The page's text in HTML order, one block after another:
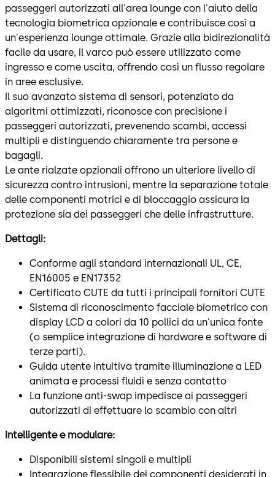
passeggeri autorizzati all'area lounge con l'aiuto della
tecnologia biometrica opzionale e contribuisce così a
un'esperienza lounge ottimale. Grazie alla bidirezionalità
facile da usare, il varco può essere utilizzato come
ingresso e come uscita, offrendo così un flusso regolare
in aree esclusive.
Il suo avanzato sistema di sensori, potenziato da
algoritmi ottimizzati, riconosce con precisione i
passeggeri autorizzati, prevenendo scambi, accessi
multipli e distinguendo chiaramente tra persone e
bagagli.
Le ante rialzate opzionali offrono un ulteriore livello di
sicurezza contro intrusioni, mentre la separazione totale
delle componenti motrici e di bloccaggio assicura la
protezione sia dei passeggeri che delle infrastrutture.
Dettagli:
Conforme agli standard internazionali UL, CE,
EN16005 e EN17352
Certificato CUTE da tutti i principali fornitori CUTE
Sistema di riconoscimento facciale biometrico con
display LCD a colori da 10 pollici da un'unica fonte
(o semplice integrazione di hardware e software di
terze parti).
Guida utente intuitiva tramite illuminazione a LED
animata e processi fluidi e senza contatto
La funzione anti-swap impedisce ai passeggeri
autorizzati di effettuare lo scambio con altri
Intelligente e modulare:
Disponibili sistemi singoli e multipli
Integrazione flessibile dei componenti desiderati in